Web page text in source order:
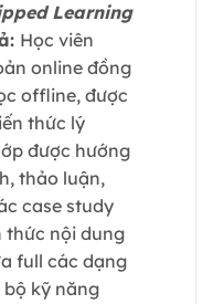
Learning
Học viên
online đồng
offline, được
thức lý
được hướng
thảo luận,
case study
thức nội dung
full các dạng
kỹ năng